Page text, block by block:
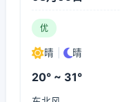
优
晴 晴
20° ~ 31°